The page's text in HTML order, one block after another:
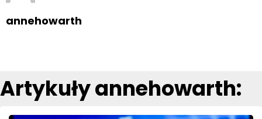
annehowarth
Artykuły annehowarth: